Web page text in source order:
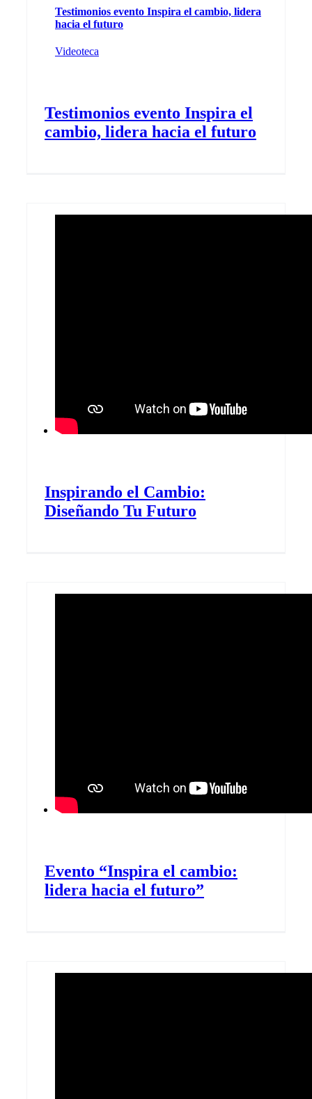
Testimonios evento Inspira el cambio, lidera
hacia el futuro
Videoteca
Testimonios evento Inspira el
cambio, lidera hacia el futuro
Inspirando el Cambio:
Diseñando Tu Futuro
Evento “Inspira el cambio:
lidera hacia el futuro”